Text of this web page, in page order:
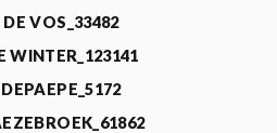
VOS_33482
WINTER_123141